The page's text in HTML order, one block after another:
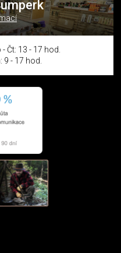
- Čt: 13 - 17 hod.
9 - 17 hod.